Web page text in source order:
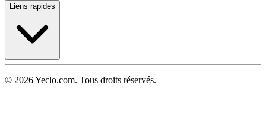
Liens rapides
© 2026 Yeclo.com. Tous droits réservés.